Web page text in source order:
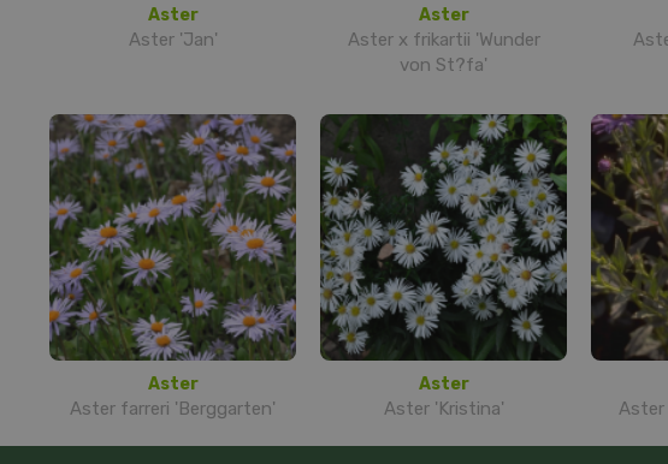
Aster
Aster 'Jan'
Aster
Aster x frikartii 'Wunder
von St?fa'
Aster
Aster farreri 'Berggarten'
Aster
Aster 'Kristina' Aster